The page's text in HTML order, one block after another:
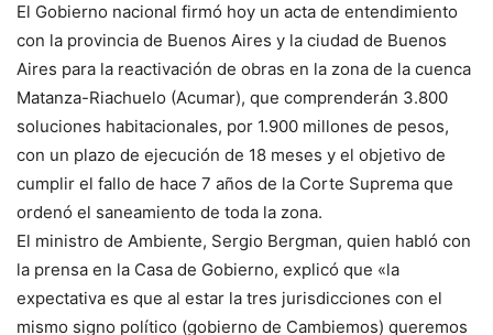
El Gobierno nacional firmó hoy un acta de entendimiento
con la provincia de Buenos Aires y la ciudad de Buenos
Aires para la reactivación de obras en la zona de la cuenca
Matanza-Riachuelo (Acumar), que comprenderán 3.800
soluciones habitacionales, por 1.900 millones de pesos,
con un plazo de ejecución de 18 meses y el objetivo de
cumplir el fallo de hace 7 años de la Corte Suprema que
ordenó el saneamiento de toda la zona.
El ministro de Ambiente, Sergio Bergman, quien habló con
la prensa en la Casa de Gobierno, explicó que «la
expectativa es que al estar la tres jurisdicciones con el
mismo signo político (gobierno de Cambiemos) queremos